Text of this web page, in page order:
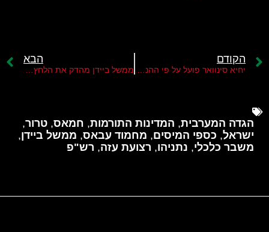
הקודם הבא
הגדה המערבית, המדינות התורמות, חמאס, טרור,
ישראל, כספי המיסים, מחמוד עבאס, ממשל ביידן,
משבר כלכלי, נתניהו, רצועת עזה, רש"פ